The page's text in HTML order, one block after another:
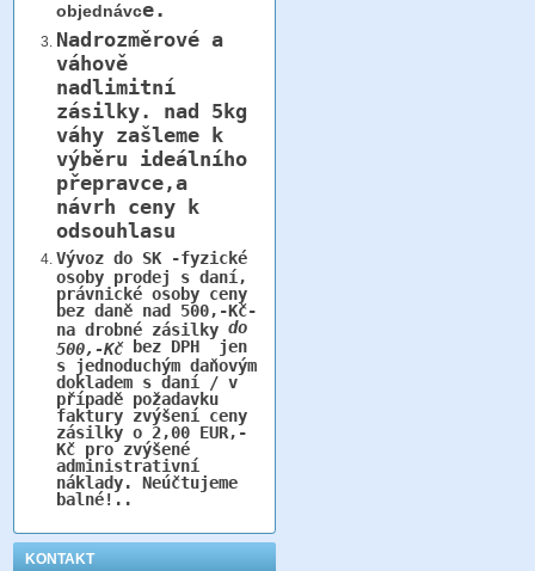
objednávce.
Nadrozměrové a
váhově
nadlimitní
zásilky. nad 5kg
váhy zašleme k
výběru ideálního
přepravce,a
návrh ceny k
odsouhlasu
Vývoz do SK -fyzické
osoby prodej s daní,
právnické osoby ceny
bez daně nad 500,-Kč-
na drobné zásilky do
500,-Kčbez DPH jen
s jednoduchým daňovým
dokladem s daní / v
případě požadavku
faktury zvýšení ceny
zásilky o 2,00 EUR,-
Kč pro zvýšené
administrativní
náklady. Neúčtujeme
balné!..
KONTAKT